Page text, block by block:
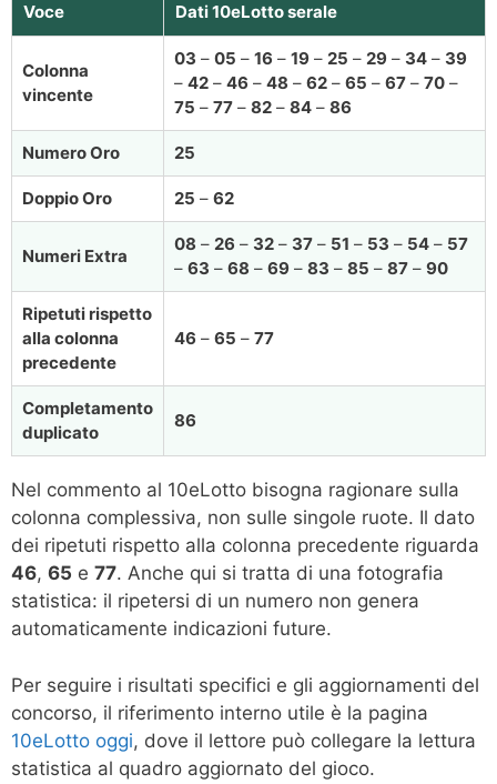
Voce Dati 10eLotto serale
Colonna
vincente
03 – 05 – 16 – 19 – 25 – 29 – 34 – 39
– 42 – 46 – 48 – 62 – 65 – 67 – 70 –
75 – 77 – 82 – 84 – 86
Numero Oro 25
Doppio Oro 25 – 62
Numeri Extra
08 – 26 – 32 – 37 – 51 – 53 – 54 – 57
– 63 – 68 – 69 – 83 – 85 – 87 – 90
Ripetuti rispetto
alla colonna
precedente
46 – 65 – 77
Completamento
duplicato
86
Nel commento al 10eLotto bisogna ragionare sulla
colonna complessiva, non sulle singole ruote. Il dato
dei ripetuti rispetto alla colonna precedente riguarda
46, 65 e 77. Anche qui si tratta di una fotografia
statistica: il ripetersi di un numero non genera
automaticamente indicazioni future.
Per seguire i risultati specifici e gli aggiornamenti del
concorso, il riferimento interno utile è la pagina
10eLotto oggi, dove il lettore può collegare la lettura
statistica al quadro aggiornato del gioco.